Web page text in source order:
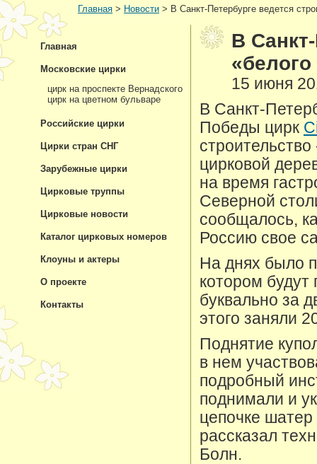
Главная > Новости > В Санкт-Петербурге ведется
В
15 июня
В Санкт-
Победы цирк
цирковой
на время
Северной
сообщалось,
Россию свое
На днях было
котором
буквально за
этого заняли
Поднятие
в нем
подробный
поднимали и
цепочке
рассказал
Болн.
Главная
Московские цирки
цирк на проспекте Вернадского
цирк на цветном бульваре
Российские цирки
Цирки стран СНГ
Зарубежные цирки
Цирковые труппы
Цирковые новости
Каталог цирковых номеров
Клоуны и актеры
О проекте
Контакты